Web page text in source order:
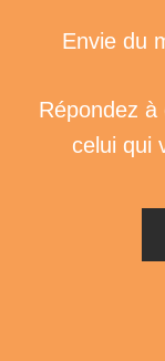
Envie du
Répondez
celui qui